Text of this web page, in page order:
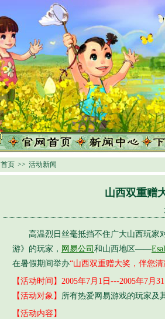
首页 >> 活动新闻
山西双重赠
高温烈日丝毫抵挡不住广大山西玩家
游》的玩家， 网易公司 和山西地区——
在暑假期间举办“山西双重赠大奖，伴您清
【活动时间】2005年7月1日---2005年7月31
【活动对象】 所有热爱网易游戏的玩家及
【活动内容】